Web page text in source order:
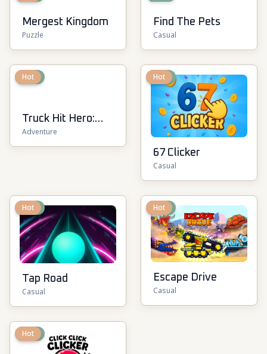
Mergest Kingdom
Puzzle
Find The Pets
Casual
New
Hot
Truck Hit Hero:
Isekai Arena
Adventure
New
Hot
67 Clicker
Casual
New
Hot
Tap Road
Casual
New
Hot
Escape Drive
Casual
New
Hot